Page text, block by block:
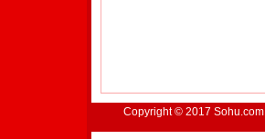
Copyright © 2017